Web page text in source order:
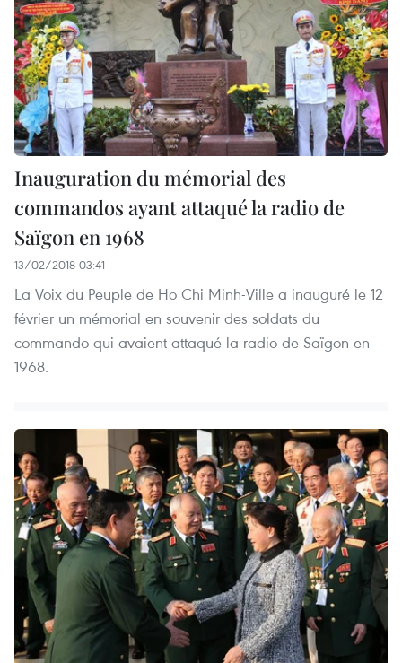
Inauguration du mémorial des
commandos ayant attaqué la radio de
Saïgon en 1968
13/02/2018 03:41
La Voix du Peuple de Ho Chi Minh-Ville a inauguré le 12
février un mémorial en souvenir des soldats du
commando qui avaient attaqué la radio de Saïgon en
1968.